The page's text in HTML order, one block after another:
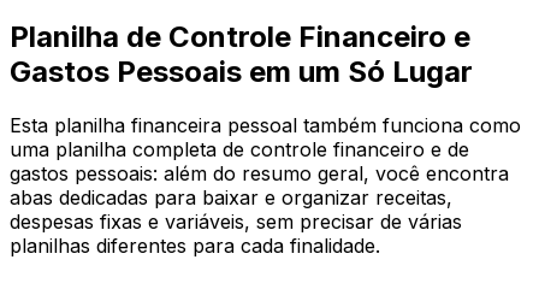
Planilha de Controle Financeiro e
Gastos Pessoais em um Só Lugar
Esta planilha financeira pessoal também funciona como
uma planilha completa de controle financeiro e de
gastos pessoais: além do resumo geral, você encontra
abas dedicadas para baixar e organizar receitas,
despesas fixas e variáveis, sem precisar de várias
planilhas diferentes para cada finalidade.